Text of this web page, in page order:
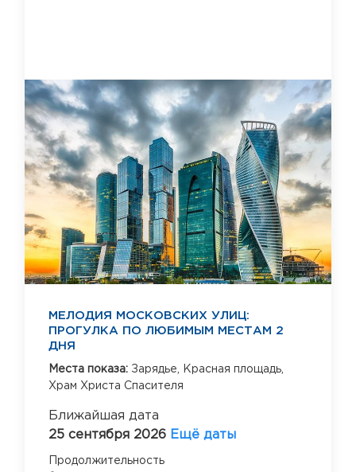
МЕЛОДИЯ МОСКОВСКИХ УЛИЦ:
ПРОГУЛКА ПО ЛЮБИМЫМ МЕСТАМ 2
ДНЯ
Места показа: Зарядье,
Красная площадь,
Храм Христа Спасителя
Ближайшая дата
25 сентября 2026 Ещё даты
Продолжительность